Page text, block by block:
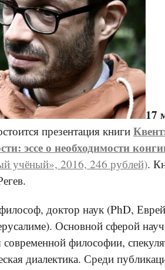
17
презентация книги
эссе о необходимости
учёный», 2016, 246 рублей).
доктор наук (PhD,
Основной сферой
современной философии,
диалектика. Среди